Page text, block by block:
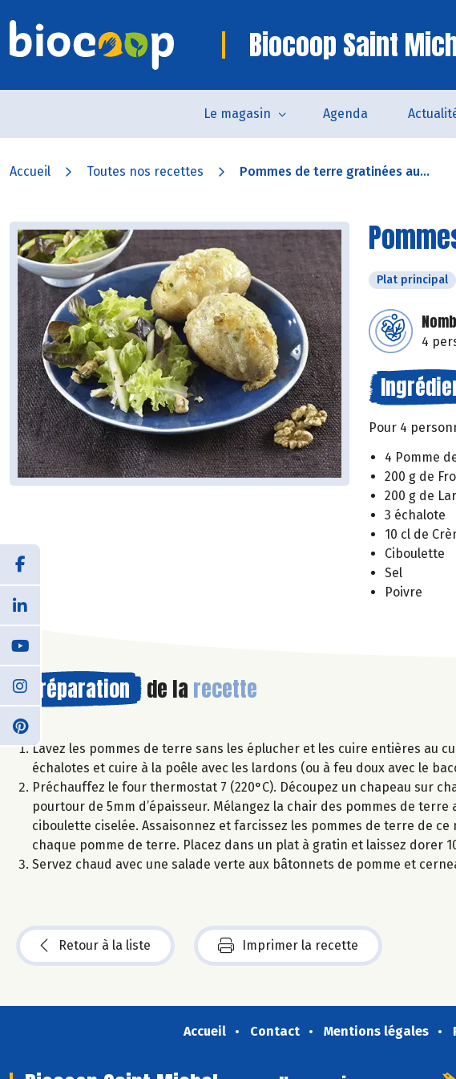
Biocoop Saint
Le magasin Agenda
Accueil Toutes nos recettes Pommes de terre gratinées au...
Plat principal
4
Pour 4
4 Pomme
200 g de
200 g de
3 échalote
10 cl de
Ciboulette
Sel
Poivre
Préparation de la recette
Lavez les pommes de terre sans les éplucher et les cuire entières au
échalotes et cuire à la poêle avec les lardons (ou à feu doux avec le
Préchauffez le four thermostat 7 (220°C). Découpez un chapeau sur
pourtour de 5mm d’épaisseur. Mélangez la chair des pommes de
ciboulette ciselée. Assaisonnez et farcissez les pommes de terre de
chaque pomme de terre. Placez dans un plat à gratin et laissez dorer
Servez chaud avec une salade verte aux bâtonnets de pomme et
Retour à la liste Imprimer la recette
Accueil Contact Mentions légales